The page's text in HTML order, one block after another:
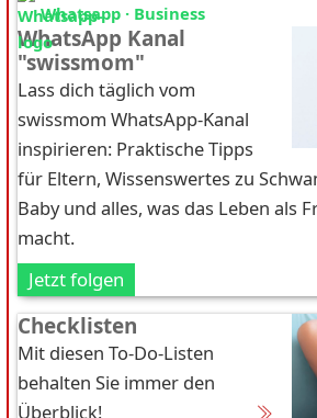
Whatsapp · Business
WhatsApp Kanal
"swissmom"
Lass dich täglich vom
swissmom WhatsApp-Kanal
inspirieren: Praktische Tipps
für Eltern, Wissenswertes zu
Baby und alles, was das Leben als
macht.
Jetzt folgen
Checklisten
Mit diesen To-Do-Listen
behalten Sie immer den
Überblick!